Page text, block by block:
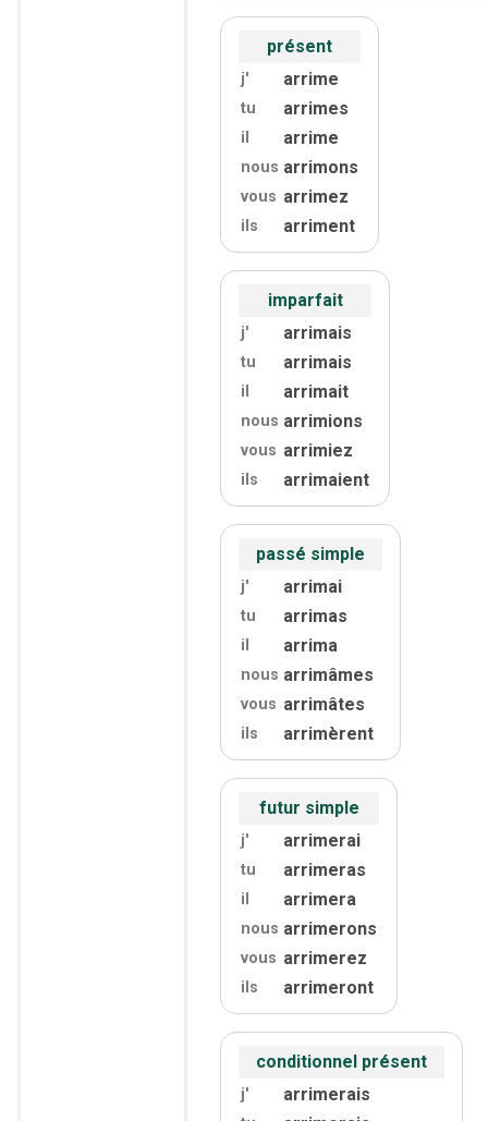
présent
j' arrime
tu arrimes
il arrime
nous arrimons
vous arrimez
ils arriment
imparfait
j' arrimais
tu arrimais
il arrimait
nous arrimions
vous arrimiez
ils arrimaient
passé simple
j' arrimai
tu arrimas
il arrima
nous arrimâmes
vous arrimâtes
ils arrimèrent
futur simple
j' arrimerai
tu arrimeras
il arrimera
nous arrimerons
vous arrimerez
ils arrimeront
conditionnel présent
j' arrimerais